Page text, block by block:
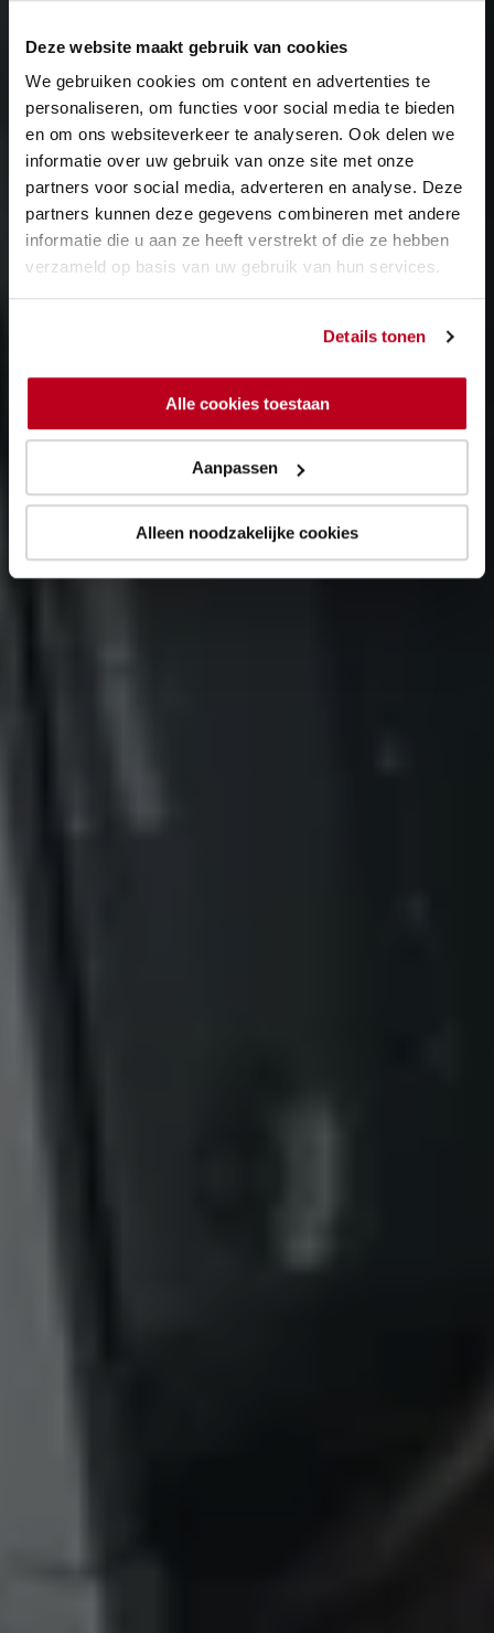
Deze website maakt gebruik van cookies
We gebruiken cookies om content en advertenties te
personaliseren, om functies voor social media te bieden
en om ons websiteverkeer te analyseren. Ook delen we
informatie over uw gebruik van onze site met onze
partners voor social media, adverteren en analyse. Deze
partners kunnen deze gegevens combineren met andere
informatie die u aan ze heeft verstrekt of die ze hebben
verzameld op basis van uw gebruik van hun services.
Details tonen
Alle cookies toestaan
Aanpassen
Alleen noodzakelijke cookies